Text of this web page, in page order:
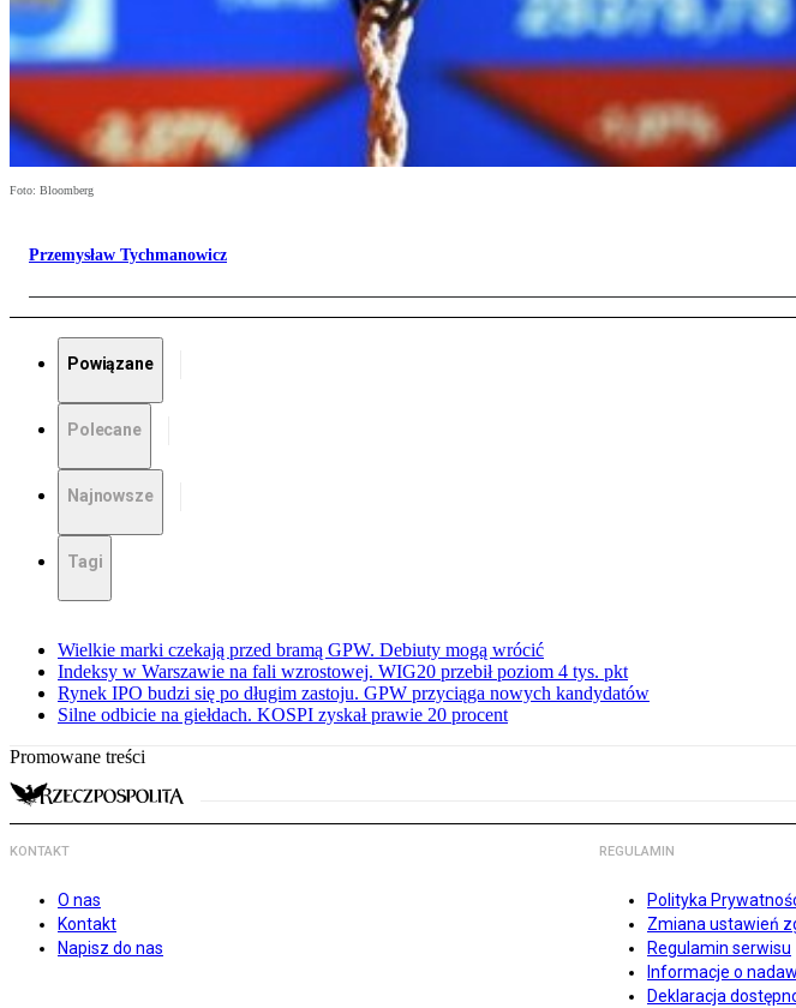
Foto: Bloomberg
Przemysław Tychmanowicz
Powiązane
Polecane
Najnowsze
Tagi
Wielkie marki czekają przed bramą GPW. Debiuty mogą wrócić
Indeksy w Warszawie na fali wzrostowej. WIG20 przebił poziom 4 tys. pkt
Rynek IPO budzi się po długim zastoju. GPW przyciąga nowych kandydatów
Silne odbicie na giełdach. KOSPI zyskał prawie 20 procent
Promowane treści
KONTAKT
O nas
Kontakt
Napisz do nas
REGULAMIN
Polityka
Zmiana ustawień
Regulamin serwisu
Informacje o
Deklaracja